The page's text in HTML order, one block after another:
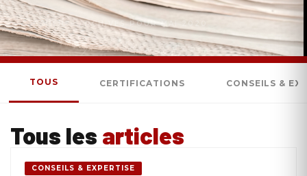
ACCUEIL»ARCHIVES POUR MAI 2020
CERTIFICATIONS CONSEILS &
TOUS
Tous les articles
CONSEILS & EXPERTISE